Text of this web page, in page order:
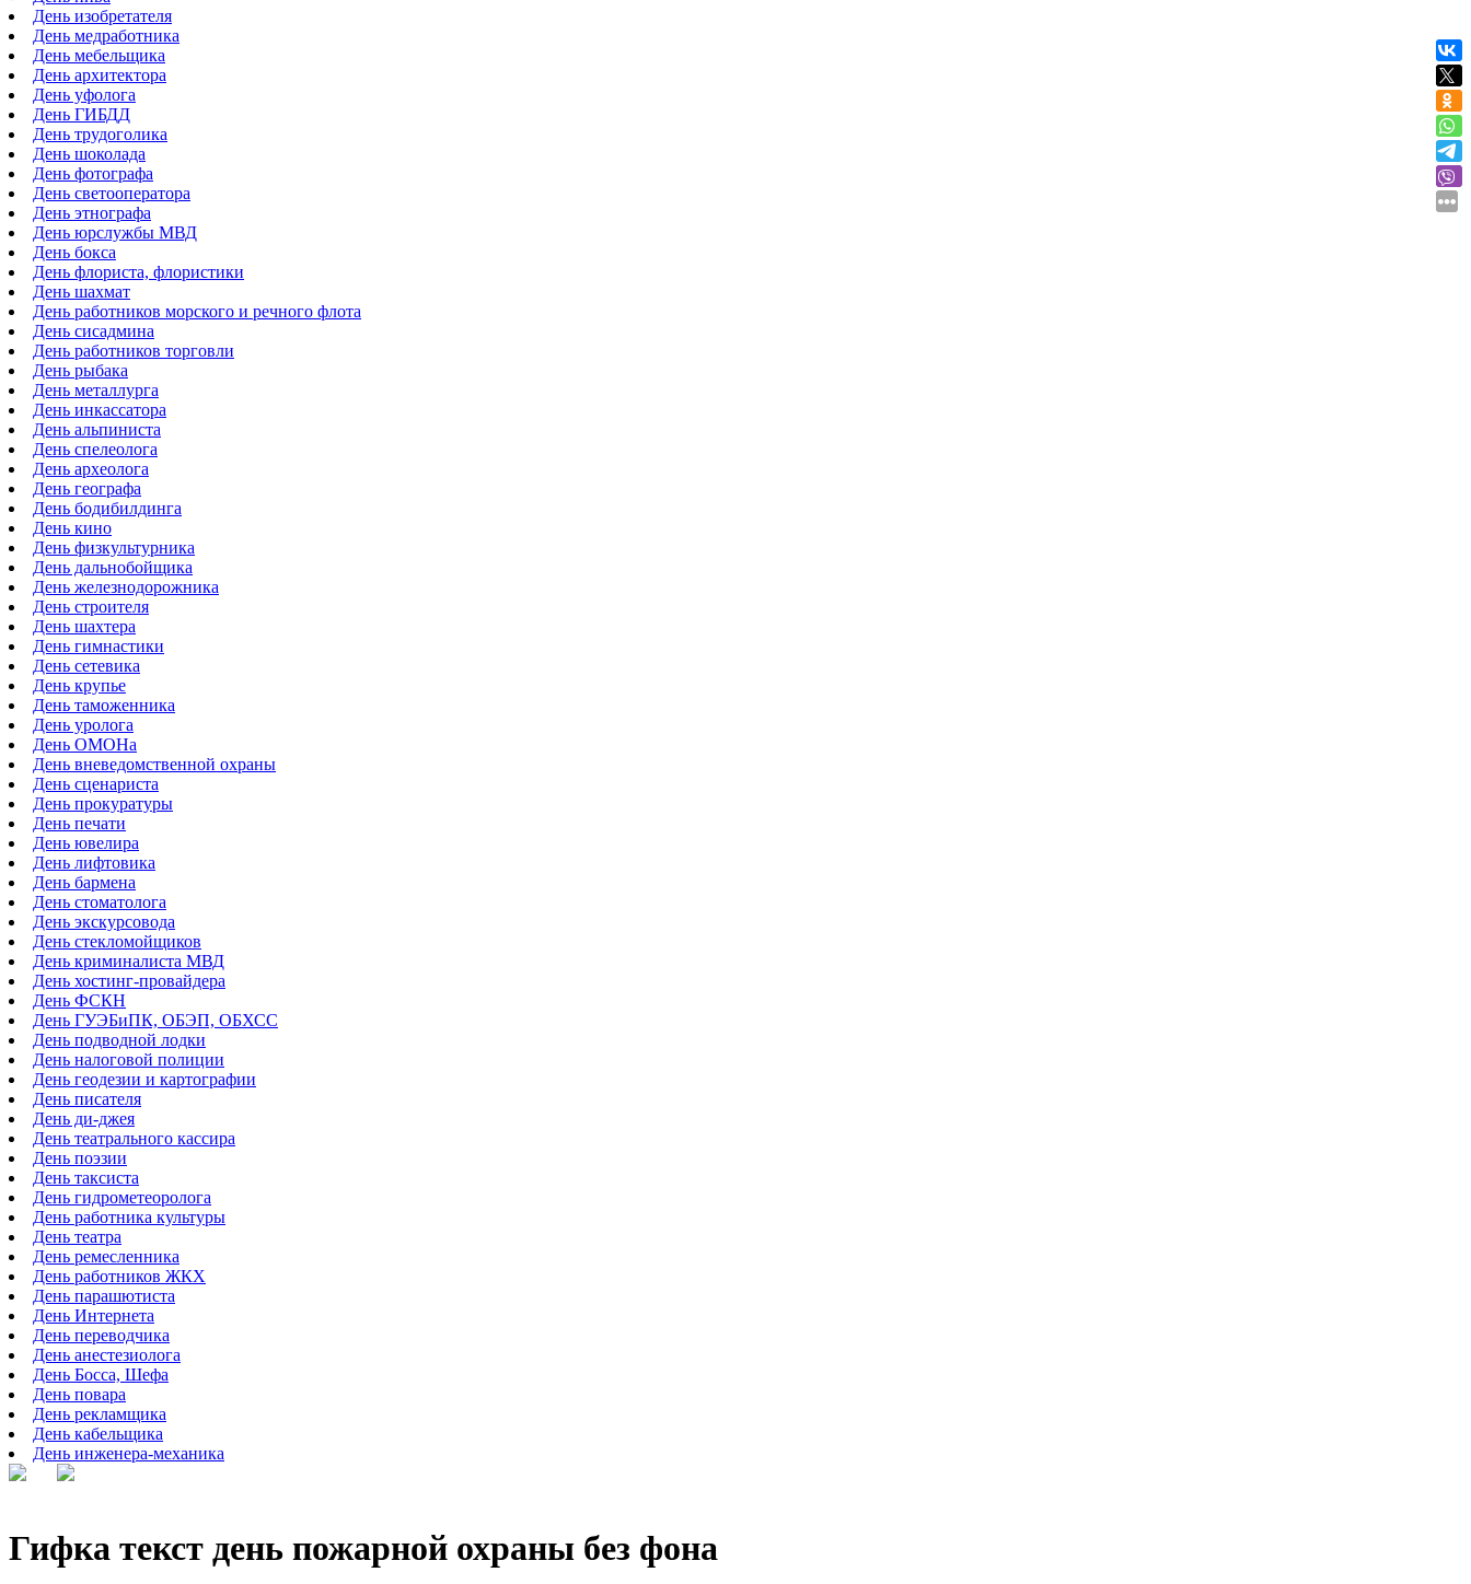
День изобретателя
День медработника
День мебельщика
День архитектора
День уфолога
День ГИБДД
День трудоголика
День шоколада
День фотографа
День светооператора
День этнографа
День юрслужбы МВД
День бокса
День флориста, флористики
День шахмат
День работников морского и речного флота
День сисадмина
День работников торговли
День рыбака
День металлурга
День инкассатора
День альпиниста
День спелеолога
День археолога
День географа
День бодибилдинга
День кино
День физкультурника
День дальнобойщика
День железнодорожника
День строителя
День шахтера
День гимнастики
День сетевика
День крупье
День таможенника
День уролога
День ОМОНа
День вневедомственной охраны
День сценариста
День прокуратуры
День печати
День ювелира
День лифтовика
День бармена
День стоматолога
День экскурсовода
День стекломойщиков
День криминалиста МВД
День хостинг-провайдера
День ФСКН
День ГУЭБиПК, ОБЭП, ОБХСС
День подводной лодки
День налоговой полиции
День геодезии и картографии
День писателя
День ди-джея
День театрального кассира
День поэзии
День таксиста
День гидрометеоролога
День работника культуры
День театра
День ремесленника
День работников ЖКХ
День парашютиста
День Интернета
День переводчика
День анестезиолога
День Босса, Шефа
День повара
День рекламщика
День кабельщика
День инженера-механика
Гифка текст день пожарной охраны без фона